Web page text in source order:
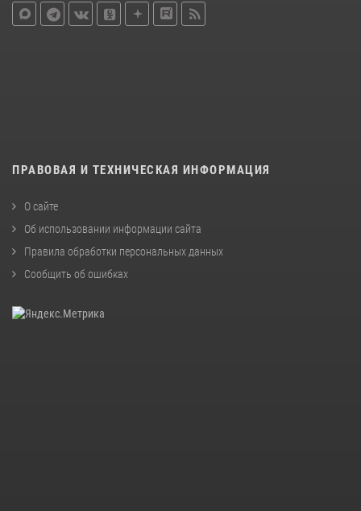
ПРАВОВАЯ И ТЕХНИЧЕСКАЯ ИНФОРМАЦИЯ
О сайте
Об использовании информации сайта
Правила обработки персональных данных
Сообщить об ошибках